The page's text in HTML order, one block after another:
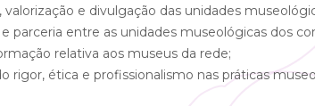
valorização e divulgação das unidades
parceria entre as unidades museológicas dos
relativa aos museus da rede;
rigor, ética e profissionalismo nas práticas